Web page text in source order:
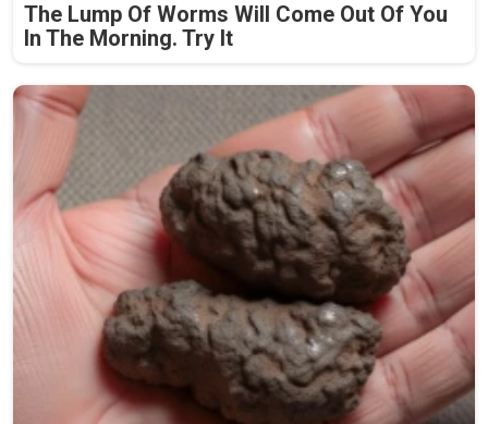
The Lump Of Worms Will Come Out Of You
In The Morning. Try It